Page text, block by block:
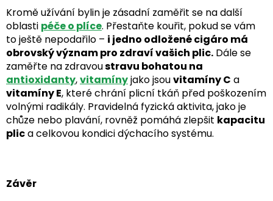
Kromě užívání bylin je zásadní zaměřit se na další
oblasti péče o plíce. Přestaňte kouřit, pokud se vám
to ještě nepodařilo – i jedno odložené cigáro má
obrovský význam pro zdraví vašich plic. Dále se
zaměřte na zdravoustravu bohatou na
antioxidanty,vitamínyjako jsouvitamíny C a
vitamíny E, které chrání plicní tkáň před poškozením
volnými radikály. Pravidelná fyzická aktivita, jako je
chůze nebo plavání, rovněž pomáhá zlepšit kapacitu
plica celkovou kondici dýchacího systému.
Závěr